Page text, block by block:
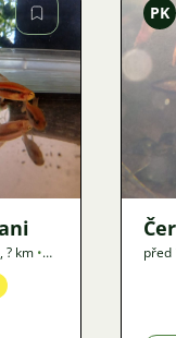
,? km •
PK
před